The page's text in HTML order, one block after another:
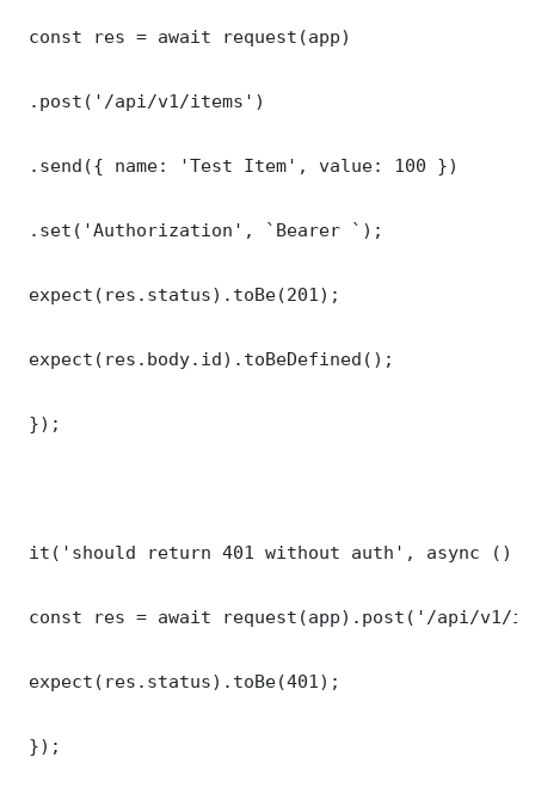
const res = await request(app)
.post('/api/v1/items')
.send({ name: 'Test Item', value: 100 })
.set('Authorization', `Bearer `);
expect(res.status).toBe(201);
expect(res.body.id).toBeDefined();
});
it('should return 401 without auth', async ()
const res = await request(app).post('/api/v1/
expect(res.status).toBe(401);
});